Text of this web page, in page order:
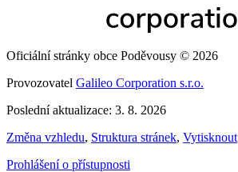
Oficiální stránky obce Poděvousy © 2026
Provozovatel Galileo Corporation s.r.o.
Poslední aktualizace: 3. 8. 2026
Změna vzhledu, Struktura stránek, Vytisknout
Prohlášení o přístupnosti